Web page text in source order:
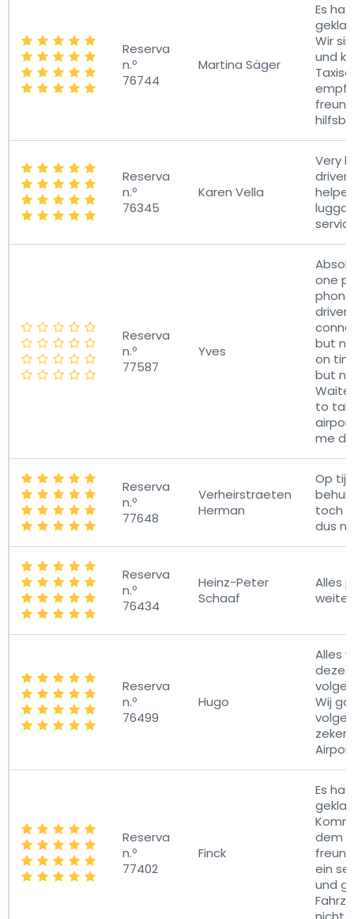
Reserva
n.º
76744
Martina Säger
Es
Wir
und
Reserva
n.º
76345
Karen Vella
Very
driver.
Reserva
n.º
77587
Yves
one
but
on
but
to
me
Reserva
n.º
77648
Verheirstraeten
Herman
Op
toch
dus
Reserva
n.º
76434
Heinz-Peter
Schaaf
Alles
Reserva
n.º
76499
Hugo
Alles
deze
Wij
Reserva
n.º
77402
Finck
Es
dem
ein
und